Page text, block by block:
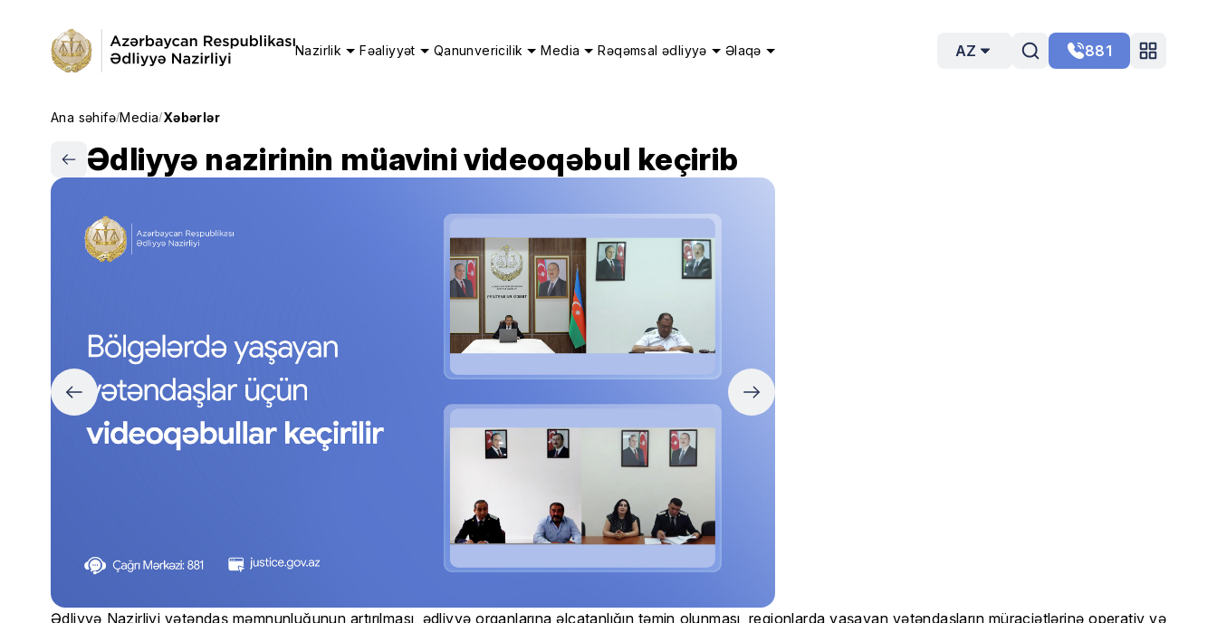
Nazirlik Fəaliyyət Qanunvericilik Media Rəqəmsal ədliyyə Əlaqə AZ 881
Ana səhifə/Media/Xəbərlər
Ədliyyə nazirinin müavini videoqəbul keçirib
Ədliyyə Nazirliyi vətəndaş məmnunluğunun artırılması, ədliyyə orqanlarına əlçatanlığın təmin olunması, regionlarda yaşayan vətəndaşların müraciətlərinə operativ və